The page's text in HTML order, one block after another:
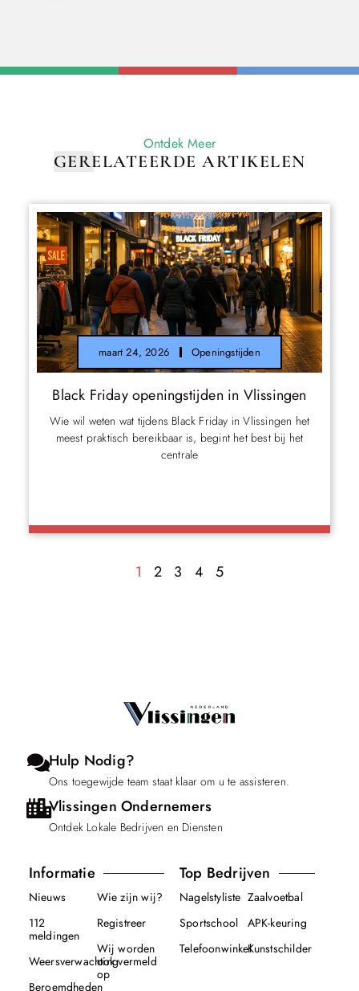
Ontdek Meer
GERELATEERDE ARTIKELEN
maart 24, 2026 Openingstijden
Black Friday openingstijden in Vlissingen
Wie wil weten wat tijdens Black Friday in Vlissingen het
meest praktisch bereikbaar is, begint het best bij het
centrale
1 2 3 4 5
Hulp Nodig?
Ons toegewijde team staat klaar om u te assisteren.
Vlissingen Ondernemers
Ontdek Lokale Bedrijven en Diensten
Informatie
Nieuws
112
meldingen
Weersverwachting
Beroemdheden
Wie zijn wij?
Registreer
Wij worden
ook vermeld
op
Top Bedrijven
Nagelstyliste
Sportschool
Telefoonwinkel
Zaalvoetbal
APK-keuring
Kunstschilder